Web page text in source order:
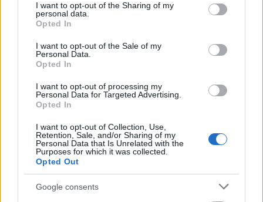
not limited to your visit or usage behaviour. You may click to
grant or deny consent to Google and its third-party tags to
use your data for below specified purposes in below Google
consent section.
I want to opt-out of the Sharing of my
personal data.
Opted In
I want to opt-out of the Sale of my
Personal Data.
Opted In
I want to opt-out of processing my
Personal Data for Targeted Advertising.
Opted In
I want to opt-out of Collection, Use,
Retention, Sale, and/or Sharing of my
Personal Data that Is Unrelated with the
Purposes for which it was collected.
Opted Out
Google consents
Kiváncsian várjuk, hogy a végén mennyibe fog
kerülni a kerületi adófizetőknek, a fideszes Bástya
Millenium Zrt által végzett felújítás. A piaci pletykák
már több, mint 3 milliárdról szólnak....